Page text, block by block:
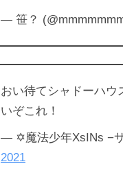
— 笹？
おい待てシャドーハウ
いぞこれ！
— ✡魔法少年XsINs −
2021